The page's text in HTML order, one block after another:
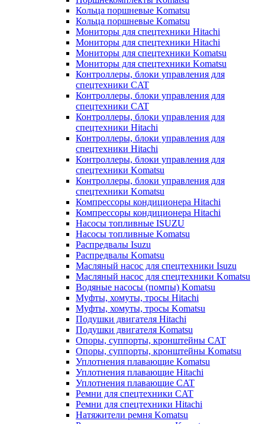
Кольца поршневые Komatsu
Кольца поршневые Komatsu
Мониторы для спецтехники Hitachi
Мониторы для спецтехники Hitachi
Мониторы для спецтехники Komatsu
Мониторы для спецтехники Komatsu
Контроллеры, блоки управления для
спецтехники CAT
Контроллеры, блоки управления для
спецтехники CAT
Контроллеры, блоки управления для
спецтехники Hitachi
Контроллеры, блоки управления для
спецтехники Hitachi
Контроллеры, блоки управления для
спецтехники Komatsu
Контроллеры, блоки управления для
спецтехники Komatsu
Компрессоры кондиционера Hitachi
Компрессоры кондиционера Hitachi
Насосы топливные ISUZU
Насосы топливные Komatsu
Распредвалы Isuzu
Распредвалы Komatsu
Масляный насос для спецтехники Isuzu
Масляный насос для спецтехники Komatsu
Водяные насосы (помпы) Komatsu
Муфты, хомуты, тросы Hitachi
Муфты, хомуты, тросы Komatsu
Подушки двигателя Hitachi
Подушки двигателя Komatsu
Опоры, суппорты, кронштейны CAT
Опоры, суппорты, кронштейны Komatsu
Уплотнения плавающие Komatsu
Уплотнения плавающие Hitachi
Уплотнения плавающие CAT
Ремни для спецтехники CAT
Ремни для спецтехники Hitachi
Натяжители ремня Komatsu